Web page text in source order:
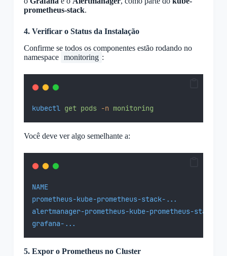
prometheus-stack.
4. Verificar o Status da Instalação
Confirme se todos os componentes estão rodando no
namespace monitoring :
kubectl get pods -n monitoring
Você deve ver algo semelhante a:
NAME
prometheus-kube-prometheus-stack-...
alertmanager-prometheus-kube-prometheus-stack
grafana-...
5. Expor o Prometheus no Cluster